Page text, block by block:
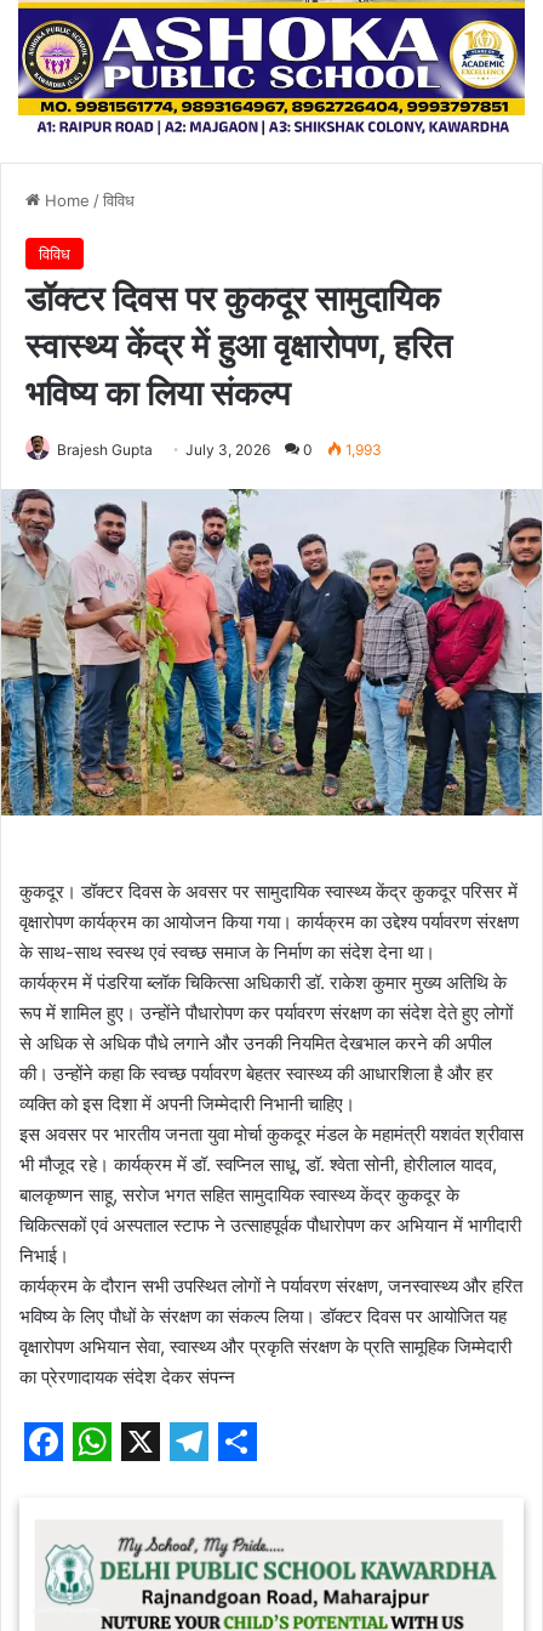
Home /विविध
विविध
डॉक्टर दिवस पर कुकदूर सामुदायिक
स्वास्थ्य केंद्र में हुआ वृक्षारोपण, हरित
भविष्य का लिया संकल्प
Brajesh Gupta July 3, 2026 0 1,993
कुकदूर। डॉक्टर दिवस के अवसर पर सामुदायिक स्वास्थ्य केंद्र कुकदूर परिसर में
वृक्षारोपण कार्यक्रम का आयोजन किया गया। कार्यक्रम का उद्देश्य पर्यावरण संरक्षण
के साथ-साथ स्वस्थ एवं स्वच्छ समाज के निर्माण का संदेश देना था।
कार्यक्रम में पंडरिया ब्लॉक चिकित्सा अधिकारी डॉ. राकेश कुमार मुख्य अतिथि के
रूप में शामिल हुए। उन्होंने पौधारोपण कर पर्यावरण संरक्षण का संदेश देते हुए लोगों
से अधिक से अधिक पौधे लगाने और उनकी नियमित देखभाल करने की अपील
की। उन्होंने कहा कि स्वच्छ पर्यावरण बेहतर स्वास्थ्य की आधारशिला है और हर
व्यक्ति को इस दिशा में अपनी जिम्मेदारी निभानी चाहिए।
इस अवसर पर भारतीय जनता युवा मोर्चा कुकदूर मंडल के महामंत्री यशवंत श्रीवास
भी मौजूद रहे। कार्यक्रम में डॉ. स्वप्निल साधू, डॉ. श्वेता सोनी, होरीलाल यादव,
बालकृष्णन साहू, सरोज भगत सहित सामुदायिक स्वास्थ्य केंद्र कुकदूर के
चिकित्सकों एवं अस्पताल स्टाफ ने उत्साहपूर्वक पौधारोपण कर अभियान में भागीदारी
निभाई।
कार्यक्रम के दौरान सभी उपस्थित लोगों ने पर्यावरण संरक्षण, जनस्वास्थ्य और हरित
भविष्य के लिए पौधों के संरक्षण का संकल्प लिया। डॉक्टर दिवस पर आयोजित यह
वृक्षारोपण अभियान सेवा, स्वास्थ्य और प्रकृति संरक्षण के प्रति सामूहिक जिम्मेदारी
का प्रेरणादायक संदेश देकर संपन्न
c
e
a
t
l
e
a
r